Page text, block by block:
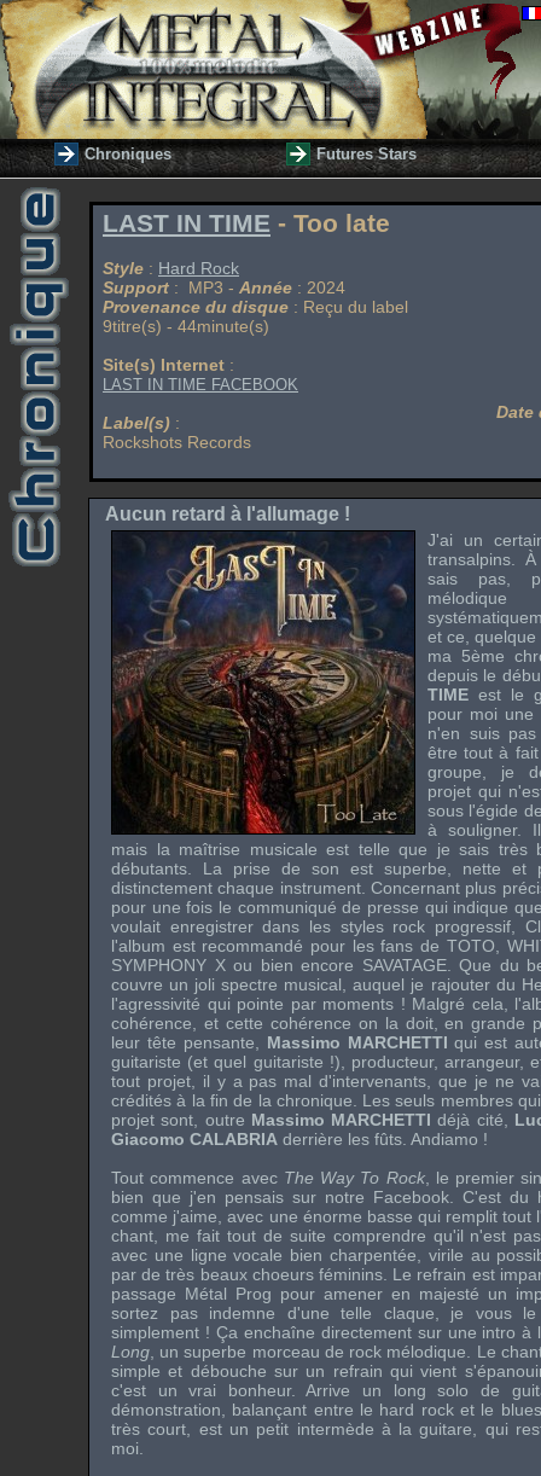
Chroniques Futures Stars
LAST IN TIME - Too late
Style : Hard Rock
Support : MP3 - Année : 2024
Provenance du disque : Reçu du label
9titre(s) - 44minute(s)
Site(s) Internet :
LAST IN TIME FACEBOOK
Label(s) :
Rockshots Records
Date
Aucun retard à l'allumage !
J'ai un
transalpins.
sais pas,
et ce, quelque
ma 5ème
depuis le
TIME est le
pour moi une
n'en suis
être tout à
groupe, je
projet qui
sous l'égide
à souligner.
mais la maîtrise musicale est telle que je sais très
débutants. La prise de son est superbe, nette et
distinctement chaque instrument. Concernant plus
pour une fois le communiqué de presse qui indique
voulait enregistrer dans les styles rock progressif,
l'album est recommandé pour les fans de TOTO
SYMPHONY Xou bien encore SAVATAGE. Que du
couvre un joli spectre musical, auquel je rajouter du
l'agressivité qui pointe par moments ! Malgré cela,
cohérence, et cette cohérence on la doit, en grande
leur tête pensante, Massimo MARCHETTI qui est
guitariste (et quel guitariste !), producteur, arrangeur,
tout projet, il y a pas mal d'intervenants, que je ne
crédités à la fin de la chronique. Les seuls membres
projet sont, outre Massimo MARCHETTI déjà cité,
Giacomo CALABRIA derrière les fûts. Andiamo !
Tout commence avec The Way To Rock, le premier
bien que j'en pensais sur notre Facebook. C'est du
comme j'aime, avec une énorme basse qui remplit tout
chant, me fait tout de suite comprendre qu'il n'est
avec une ligne vocale bien charpentée, virile au
par de très beaux choeurs féminins. Le refrain est
passage Métal Prog pour amener en majesté un
sortez pas indemne d'une telle claque, je vous
simplement ! Ça enchaîne directement sur une intro
Long , un superbe morceau de rock mélodique. Le
simple et débouche sur un refrain qui vient
c'est un vrai bonheur. Arrive un long solo de
démonstration, balançant entre le hard rock et le
très court, est un petit intermède à la guitare, qui
moi.